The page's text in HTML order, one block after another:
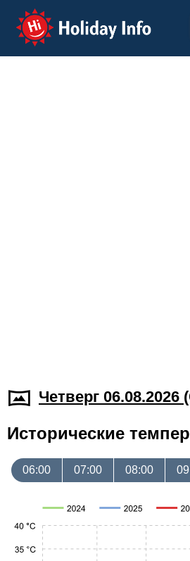
Holiday Info
Четверг 06.08.2026
Исторические
06:00 07:00 08:00